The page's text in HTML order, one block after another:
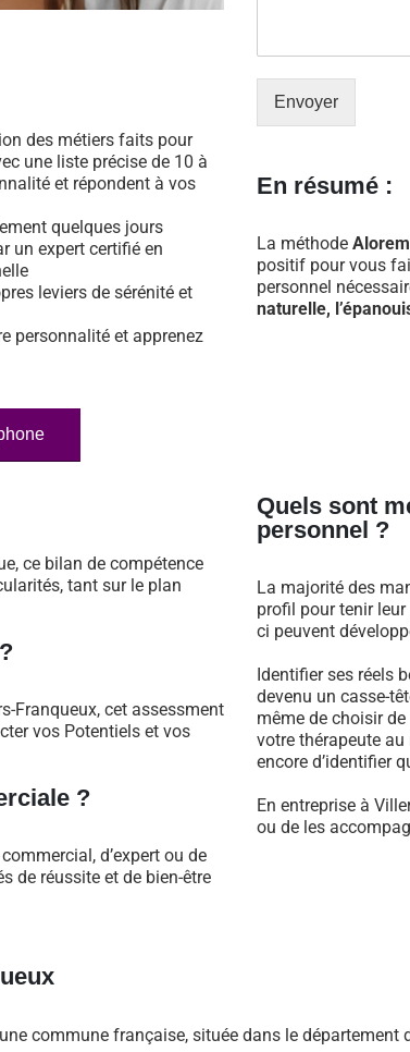
des métiers faits pour
une liste précise de 10 à
et répondent à vos
quelques jours
un expert certifié en
leviers de sérénité et
personnalité et apprenez
Envoyer
En résumé :
La méthode Alorem
positif pour vous
personnel
naturelle,
ce bilan de compétence
tant sur le plan
Franqueux, cet assessment
vos Potentiels et vos
?
d’expert ou de
de réussite et de bien-être
Quels sont
personnel ?
La majorité des
profil pour tenir
ci peuvent
Identifier ses réels
devenu un casse-
même de choisir
votre thérapeute
encore d’identifier
En entreprise à
ou de les
commune française, située dans le département